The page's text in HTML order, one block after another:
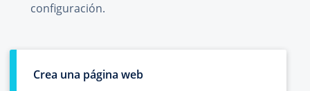
configuración.
Crea una página web